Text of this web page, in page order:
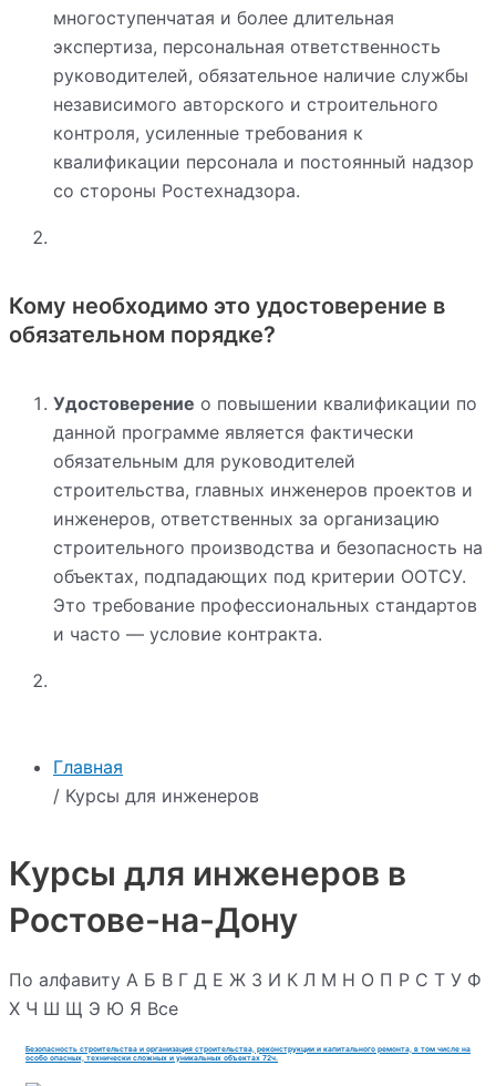
Главная
/ Курсы для инженеров
Курсы для инженеров в
Ростове-на-Дону
По алфавиту А Б В Г Д Е Ж З И К Л М Н О П Р С Т У Ф
Х Ч Ш Щ Э Ю Я Все
Безопасность строительства и организация строительства, реконструкции и капитального ремонта, в том числе на
особо опасных, технически сложных и уникальных объектах 72ч.
многоступенчатая и более длительная
экспертиза, персональная ответственность
руководителей, обязательное наличие службы
независимого авторского и строительного
контроля, усиленные требования к
квалификации персонала и постоянный надзор
со стороны Ростехнадзора.
Кому необходимо это удостоверение в
обязательном порядке?
Удостоверение о повышении квалификации по
данной программе является фактически
обязательным для руководителей
строительства, главных инженеров проектов и
инженеров, ответственных за организацию
строительного производства и безопасность на
объектах, подпадающих под критерии ООТСУ.
Это требование профессиональных стандартов
и часто — условие контракта.